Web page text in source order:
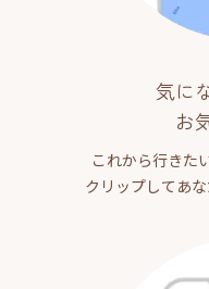
気に
お
これから行きた
クリップしてあ